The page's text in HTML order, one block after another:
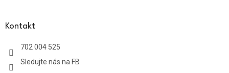
Kontakt
702 004 525
Sledujte nás na FB